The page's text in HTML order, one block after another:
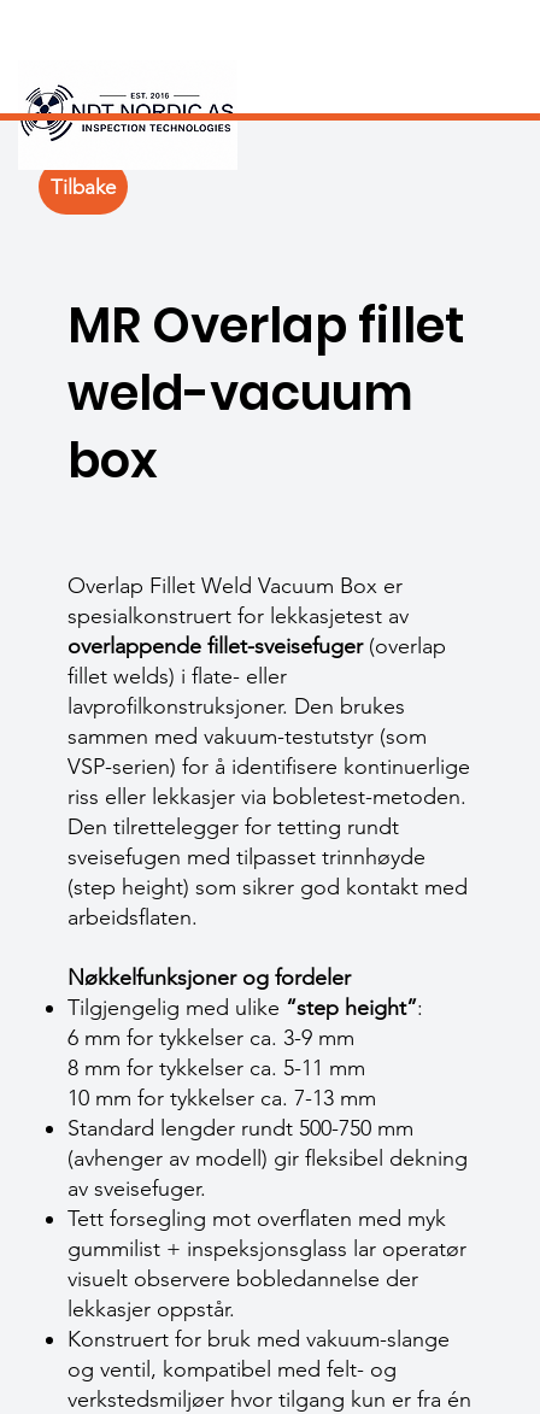
MR Overlap fillet
weld-vacuum
box
Overlap Fillet Weld Vacuum Box er
spesialkonstruert for lekkasjetest av
overlappende fillet-sveisefuger(overlap
fillet welds) i flate- eller
lavprofilkonstruksjoner. Den brukes
sammen med vakuum-testutstyr (som
VSP-serien) for å identifisere kontinuerlige
riss eller lekkasjer via bobletest-metoden.
Den tilrettelegger for tetting rundt
sveisefugen med tilpasset trinnhøyde
(step height) som sikrer god kontakt med
arbeidsflaten.
Nøkkelfunksjoner og fordeler
Tilgjengelig med ulike “step height”:
6 mm for tykkelser ca. 3-9 mm
8 mm for tykkelser ca. 5-11 mm
10 mm for tykkelser ca. 7-13 mm
Standard lengder rundt 500-750 mm
(avhenger av modell) gir fleksibel dekning
av sveisefuger.
Tett forsegling mot overflaten med myk
gummilist + inspeksjonsglass lar operatør
visuelt observere bobledannelse der
lekkasjer oppstår.
Konstruert for bruk med vakuum-slange
og ventil, kompatibel med felt- og
verkstedsmiljøer hvor tilgang kun er fra én
Tilbake